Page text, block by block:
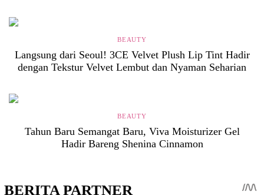
BEAUTY
Langsung dari Seoul! 3CE Velvet Plush Lip Tint Hadir
dengan Tekstur Velvet Lembut dan Nyaman Seharian
BEAUTY
Tahun Baru Semangat Baru, Viva Moisturizer Gel
Hadir Bareng Shenina Cinnamon